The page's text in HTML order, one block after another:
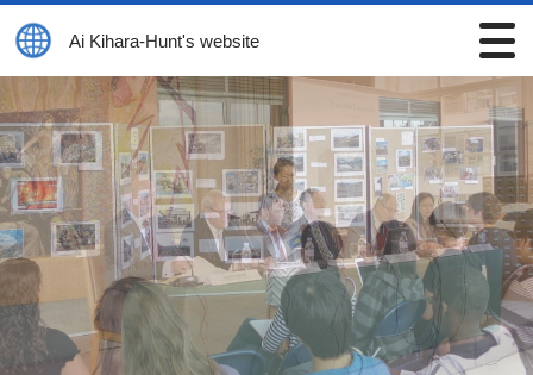
Ai Kihara-Hunt's website